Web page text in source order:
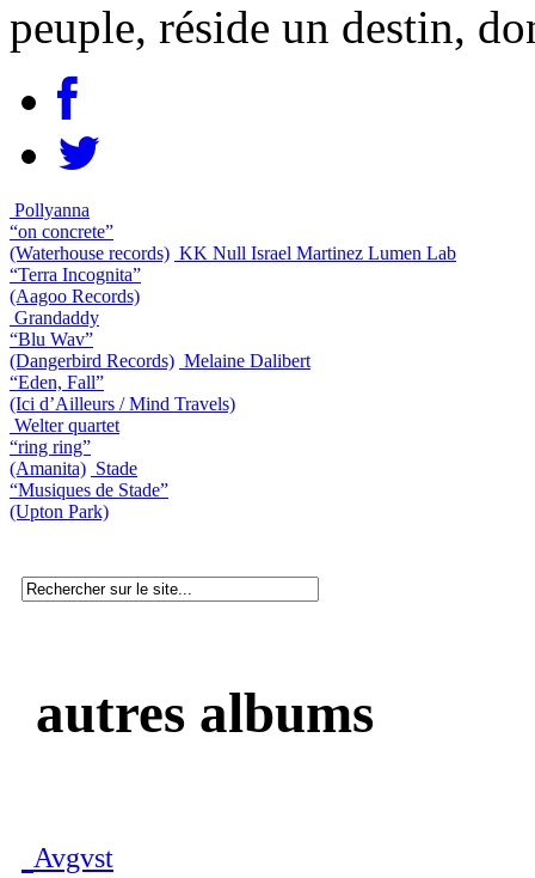
peuple, réside un destin,
Pollyanna
“on concrete”
(Waterhouse records) KK Null Israel Martinez Lumen Lab
“Terra Incognita”
(Aagoo Records)
Grandaddy
“Blu Wav”
(Dangerbird Records) Melaine Dalibert
“Eden, Fall”
(Ici d’Ailleurs / Mind Travels)
Welter quartet
“ring ring”
(Amanita) Stade
“Musiques de Stade”
(Upton Park)
autres albums
Avgvst